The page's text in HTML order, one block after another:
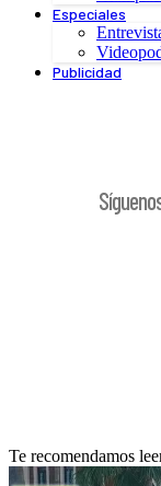
Especiales
Publicidad
Te recomendamos